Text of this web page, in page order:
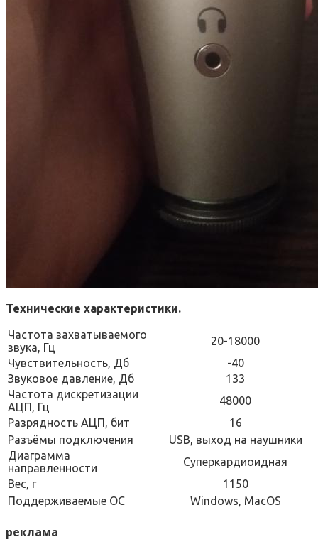
Технические характеристики.
Частота захватываемого
звука, Гц
20-18000
Чувствительность, Дб
-40
Звуковое давление, Дб
133
Частота дискретизации
АЦП, Гц
48000
Разрядность АЦП, бит
16
Разъёмы подключения
USB, выход на наушники
Диаграмма
направленности
Суперкардиоидная
Вес, г
1150
Поддерживаемые ОС
Windows, MacOS
реклама